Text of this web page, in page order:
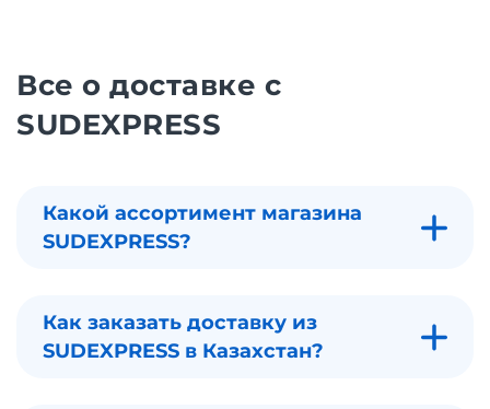
Все о доставке с
SUDEXPRESS
Какой ассортимент магазина
SUDEXPRESS?
Как заказать доставку из
SUDEXPRESS в Казахстан?